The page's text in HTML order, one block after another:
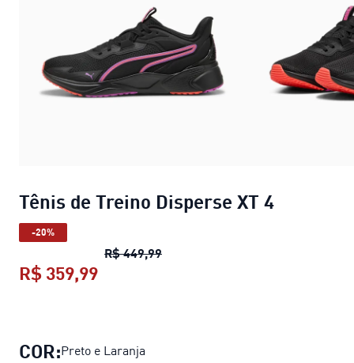
Tênis de Treino Disperse XT 4
-20%
R$ 449,99Tênis de Treino Disperse XT 4
R$ 359,99
COR:Preto e Laranja